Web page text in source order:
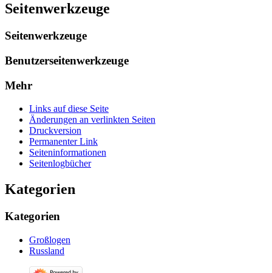
Seitenwerkzeuge
Seitenwerkzeuge
Benutzerseitenwerkzeuge
Mehr
Links auf diese Seite
Änderungen an verlinkten Seiten
Druckversion
Permanenter Link
Seiten­­informationen
Seitenlogbücher
Kategorien
Kategorien
Großlogen
Russland